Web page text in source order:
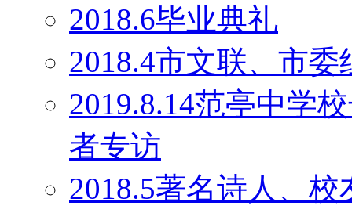
2018.6毕业典礼
2018.4市文联、市
2019.8.14范亭中学
者专访
2018.5著名诗人、